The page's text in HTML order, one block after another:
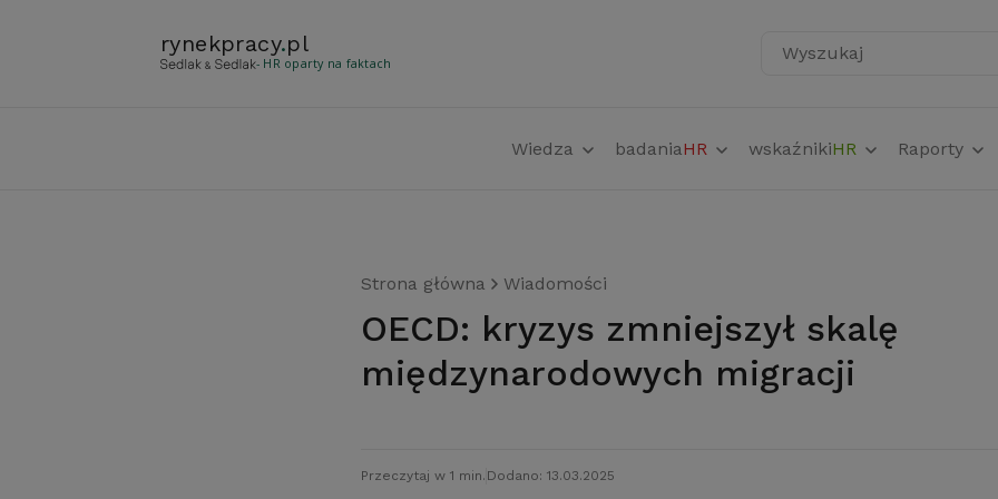
rynekpracy.pl
- HR oparty na faktach Wyszukaj
Wiedza badaniaHR wskaźnikiHR Raporty
Strona główna Wiadomości
OECD: kryzys zmniejszył skalę
międzynarodowych migracji
Przeczytaj w 1 min. Dodano: 13.03.2025